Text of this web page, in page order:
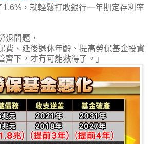
1.6%，就輕鬆打敗銀行一年期定存利率
退問題，
費、延後退休年齡、提高勞保基金投資
齊下，才有可能救得了。」